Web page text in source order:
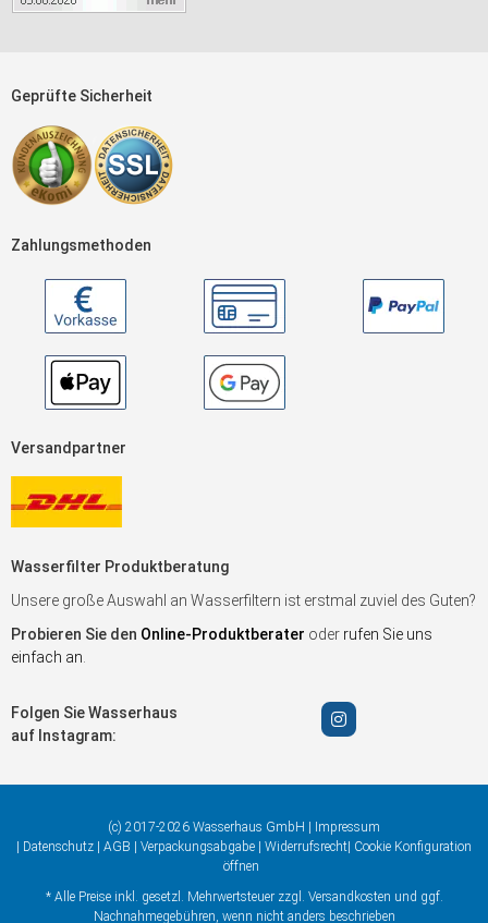
Geprüfte Sicherheit
Zahlungsmethoden
Versandpartner
Wasserfilter Produktberatung
Unsere große Auswahl an Wasserfiltern ist erstmal zuviel des Guten?
Probieren Sie den Online-Produktberater oder rufen Sie uns
einfach an
Folgen Sie Wasserhaus
auf Instagram:
(c) 2017-2026 Wasserhaus GmbH |
Impressum
Datenschutz AGB Verpackungsabgabe Widerrufsrecht Cookie Konfiguration
öffnen
* Alle Preise inkl. gesetzl. Mehrwertsteuer zzgl. Versandkosten und ggf.
Nachnahmegebühren, wenn nicht anders beschrieben